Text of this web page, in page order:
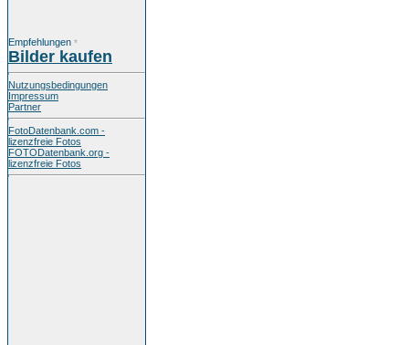
Empfehlungen *
Bilder kaufen
Nutzungsbedingungen
Impressum
Partner
FotoDatenbank.com -
lizenzfreie Fotos
FOTODatenbank.org -
lizenzfreie Fotos